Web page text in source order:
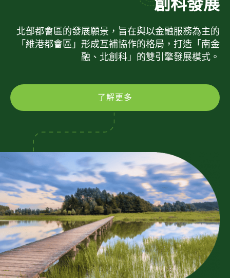
創科發展
北部都會區的發展願景，旨在與以金融服務為主的
「維港都會區」形成互補協作的格局，打造「南金
融、北創科」的雙引擎發展模式。
了解更多